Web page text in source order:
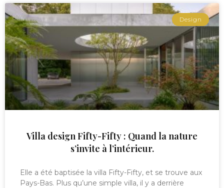
Design
Villa design Fifty-Fifty : Quand la nature
s’invite à l’intérieur.
Elle a été baptisée la villa Fifty-Fifty, et se trouve aux
Pays-Bas. Plus qu’une simple villa, il y a derrière